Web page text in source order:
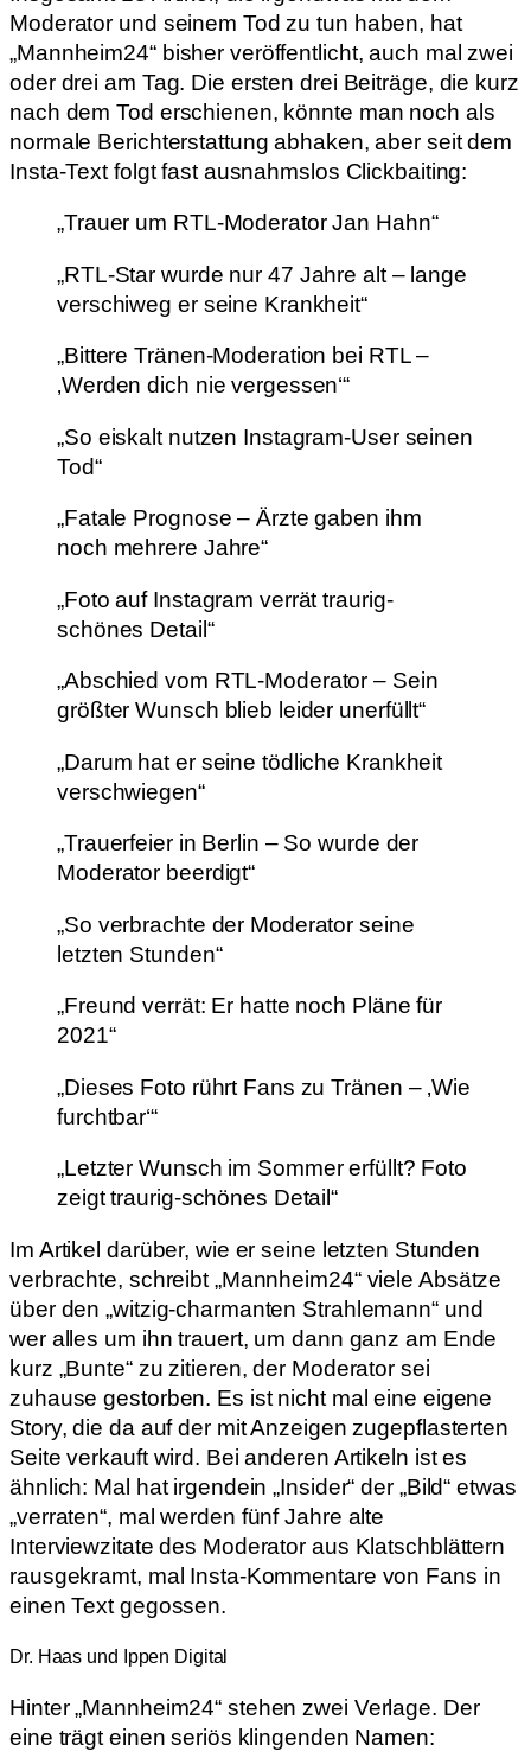
Moderator und seinem Tod zu tun haben, hat
„Mannheim24“ bisher veröffentlicht, auch mal zwei
oder drei am Tag. Die ersten drei Beiträge, die kurz
nach dem Tod erschienen, könnte man noch als
normale Berichterstattung abhaken, aber seit dem
Insta-Text folgt fast ausnahmslos Clickbaiting:
„Trauer um RTL-Moderator Jan Hahn“
„RTL-Star wurde nur 47 Jahre alt – lange
verschiweg er seine Krankheit“
„Bittere Tränen-Moderation bei RTL –
‚Werden dich nie vergessen‘“
„So eiskalt nutzen Instagram-User seinen
Tod“
„Fatale Prognose – Ärzte gaben ihm
noch mehrere Jahre“
„Foto auf Instagram verrät traurig-
schönes Detail“
„Abschied vom RTL-Moderator – Sein
größter Wunsch blieb leider unerfüllt“
„Darum hat er seine tödliche Krankheit
verschwiegen“
„Trauerfeier in Berlin – So wurde der
Moderator beerdigt“
„So verbrachte der Moderator seine
letzten Stunden“
„Freund verrät: Er hatte noch Pläne für
2021“
„Dieses Foto rührt Fans zu Tränen – ‚Wie
furchtbar‘“
„Letzter Wunsch im Sommer erfüllt? Foto
zeigt traurig-schönes Detail“
Im Artikel darüber, wie er seine letzten Stunden
verbrachte, schreibt „Mannheim24“ viele Absätze
über den „witzig-charmanten Strahlemann“ und
wer alles um ihn trauert, um dann ganz am Ende
kurz „Bunte“ zu zitieren, der Moderator sei
zuhause gestorben. Es ist nicht mal eine eigene
Story, die da auf der mit Anzeigen zugepflasterten
Seite verkauft wird. Bei anderen Artikeln ist es
ähnlich: Mal hat irgendein „Insider“ der „Bild“ etwas
„verraten“, mal werden fünf Jahre alte
Interviewzitate des Moderator aus Klatschblättern
rausgekramt, mal Insta-Kommentare von Fans in
einen Text gegossen.
Dr. Haas und Ippen Digital
Hinter „Mannheim24“ stehen zwei Verlage. Der
eine trägt einen seriös klingenden Namen: